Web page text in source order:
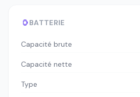
BATTERIE
Capacité brute
Capacité nette
Type